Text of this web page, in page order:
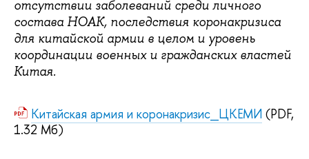
отсутствии заболеваний среди личного
состава НОАК, последствия коронакризиса
для китайской армии в целом и уровень
координации военных и гражданских властей
Китая.
Китайская армия и коронакризис_ЦКЕМИ (PDF,
1.32 Мб)